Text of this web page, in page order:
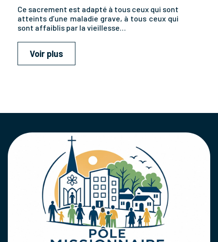
Ce sacrement est adapté à tous ceux qui sont
atteints d’une maladie grave, à tous ceux qui
sont affaiblis par la vieillesse…
Voir plus